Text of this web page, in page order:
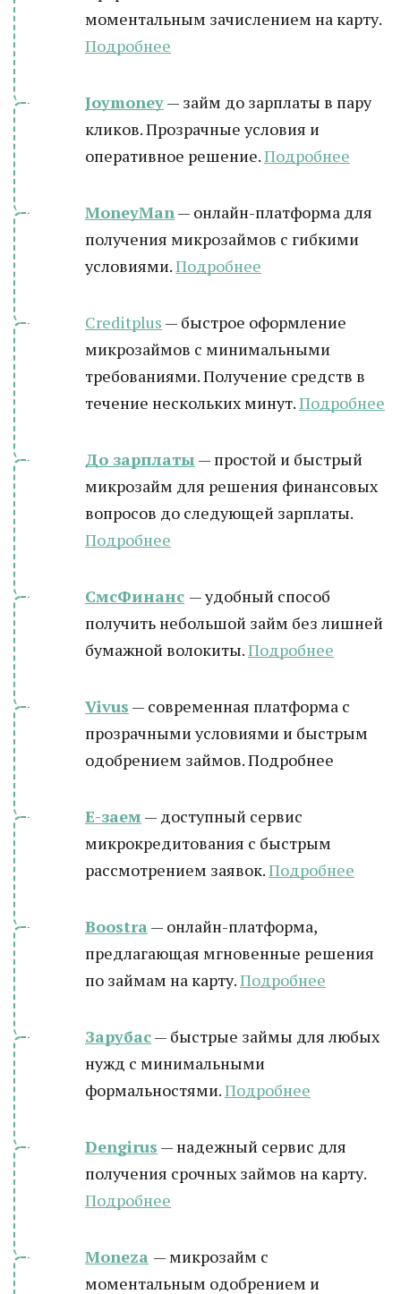
моментальным зачислением на карту.
Подробнее
Joymoney— займ до зарплаты в пару
кликов. Прозрачные условия и
оперативное решение.Подробнее
MoneyMan— онлайн-платформа для
получения микрозаймов с гибкими
условиями.Подробнее
Creditplus — быстрое оформление
микрозаймов с минимальными
требованиями. Получение средств в
течение нескольких минут.Подробнее
До зарплаты — простой и быстрый
микрозайм для решения финансовых
вопросов до следующей зарплаты.
Подробнее
СмсФинанс — удобный способ
получить небольшой займ без лишней
бумажной волокиты.Подробнее
Vivus — современная платформа с
прозрачными условиями и быстрым
одобрением займов. Подробнее
Е-заем — доступный сервис
микрокредитования с быстрым
рассмотрением заявок.Подробнее
Boostra — онлайн-платформа,
предлагающая мгновенные решения
по займам на карту.Подробнее
Зарубас— быстрые займы для любых
нужд с минимальными
формальностями.Подробнее
Dengirus — надежный сервис для
получения срочных займов на карту.
Подробнее
Moneza — микрозайм с
моментальным одобрением и